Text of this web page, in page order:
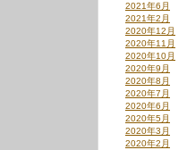
2021年6月
2021年2月
2020年12月
2020年11月
2020年10月
2020年9月
2020年8月
2020年7月
2020年6月
2020年5月
2020年3月
2020年2月